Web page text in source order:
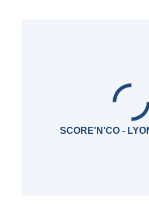
SCORE'N'CO -